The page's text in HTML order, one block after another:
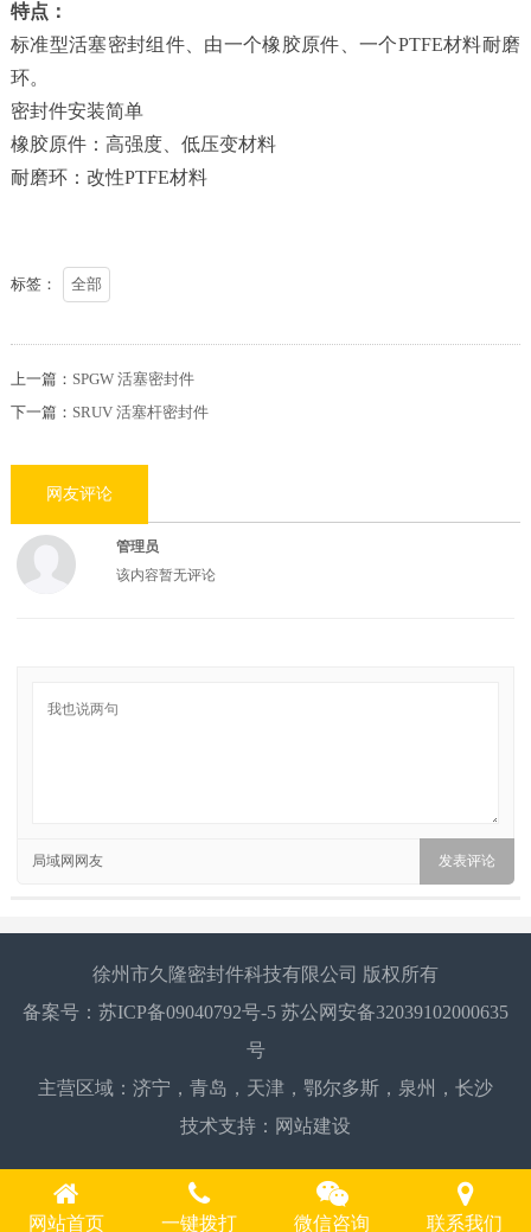
特点：
标准型活塞密封组件、由一个橡胶原件、一个PTFE材料耐磨
环。
密封件安装简单
橡胶原件：高强度、低压变材料
耐磨环：改性PTFE材料
标签： 全部
上一篇： SPGW 活塞密封件
下一篇： SRUV 活塞杆密封件
网友评论
管理员
该内容暂无评论
局域网网友
徐州市久隆密封件科技有限公司 版权所有
备案号： 苏ICP备09040792号-5 苏公网安备32039102000635
号
主营区域： 济宁 ， 青岛 ， 天津 ， 鄂尔多斯 ， 泉州 ， 长沙
技术支持： 网站建设
网站首页 一键拨打 微信咨询 联系我们